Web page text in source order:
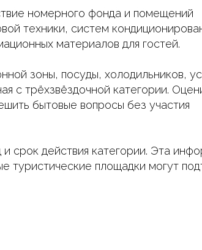
номерного фонда и помещений
техники, систем
материалов для гостей.
зоны, посуды, холодильников,
с трёхзвёздочной категории.
бытовые вопросы без участия
срок действия категории. Эта
туристические площадки могут